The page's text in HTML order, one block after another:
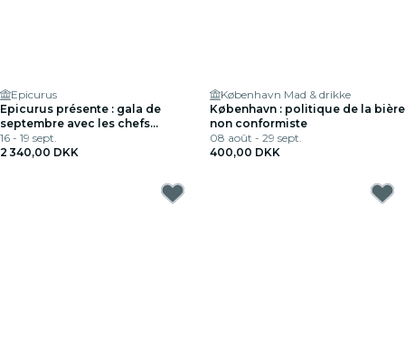
Epicurus
Epicurus présente : gala de
septembre avec les chefs
personnels du Prince et le
vocaliste
16 - 19 sept.
2 340,00 DKK
København Mad & drikke
København : politique de la bière
non conformiste
08 août - 29 sept.
400,00 DKK